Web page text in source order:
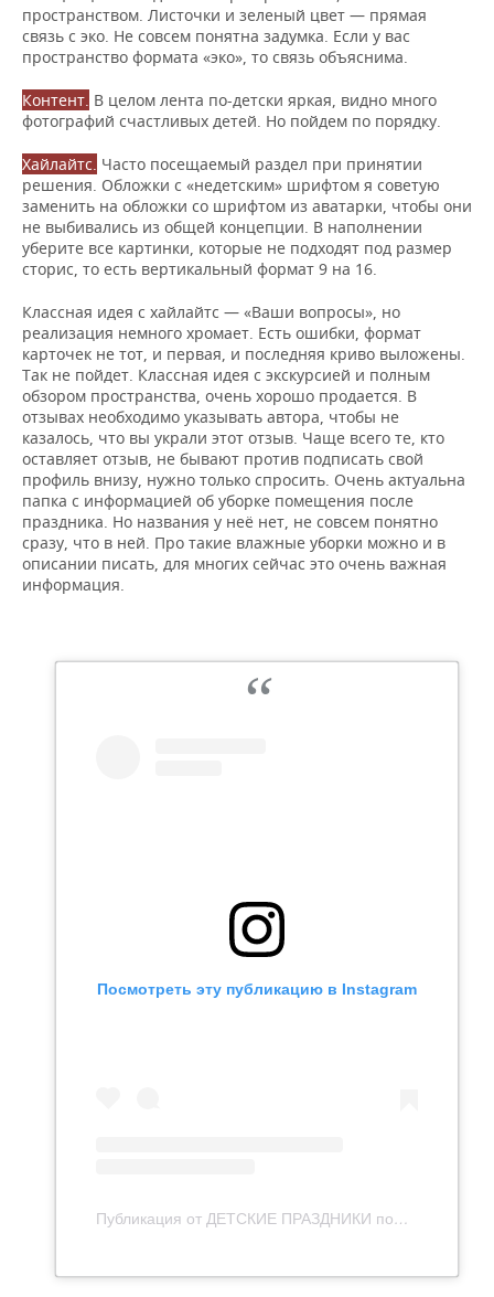
пространством. Листочки и зеленый цвет — прямая
связь с эко. Не совсем понятна задумка. Если у вас
пространство формата «эко», то связь объяснима.
Контент. В целом лента по-детски яркая, видно много
фотографий счастливых детей. Но пойдем по порядку.
Хайлайтс. Часто посещаемый раздел при принятии
решения. Обложки с «недетским» шрифтом я советую
заменить на обложки со шрифтом из аватарки, чтобы они
не выбивались из общей концепции. В наполнении
уберите все картинки, которые не подходят под размер
сторис, то есть вертикальный формат 9 на 16.
Классная идея с хайлайтс — «Ваши вопросы», но
реализация немного хромает. Есть ошибки, формат
карточек не тот, и первая, и последняя криво выложены.
Так не пойдет. Классная идея с экскурсией и полным
обзором пространства, очень хорошо продается. В
отзывах необходимо указывать автора, чтобы не
казалось, что вы украли этот отзыв. Чаще всего те, кто
оставляет отзыв, не бывают против подписать свой
профиль внизу, нужно только спросить. Очень актуальна
папка с информацией об уборке помещения после
праздника. Но названия у неё нет, не совсем понятно
сразу, что в ней. Про такие влажные уборки можно и в
описании писать, для многих сейчас это очень важная
информация.
Посмотреть эту публикацию в Instagram
Публикация от ДЕТСКИЕ ПРАЗДНИКИ под КАЗАНЬ (@event_yourday)